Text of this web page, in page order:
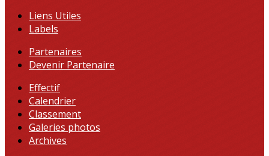
Liens Utiles
Labels
Partenaires
Devenir Partenaire
Effectif
Calendrier
Classement
Galeries photos
Archives